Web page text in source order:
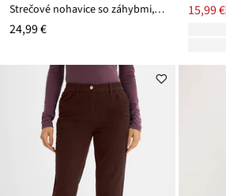
Strečové nohavice so záhybmi, z bengalínu
24,99 €
15,99 €